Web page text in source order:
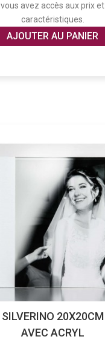
vous avez accès aux prix et
caractéristiques.
AJOUTER AU PANIER
SILVERINO 20X20CM
AVEC ACRYL